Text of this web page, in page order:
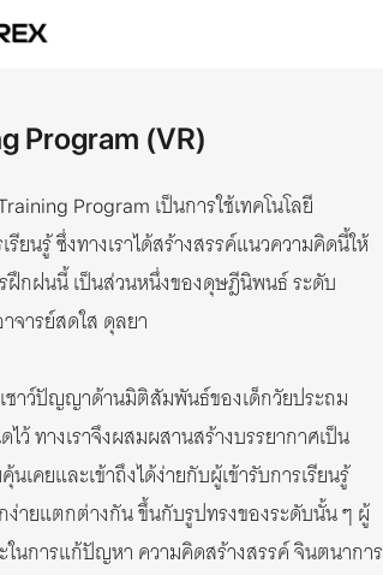
Program (VR)
Program เป็นการใช้เทคโนโลยี
ยนรู้ ซึ่งทางเราได้สร้างสรรค์แนวความคิดนี้ให้
ฝึกฝนนี้ เป็นส่วนหนึ่งของดุษฎีนิพนธ์ ระดับ
จารย์สดใส ดุลยา
ชาว์ปัญญาด้านมิติสัมพันธ์ของเด็กวัยประถม
ว้ ทางเราจึงผสมผสานสร้างบรรยากาศเป็น
เคยและเข้าถึงได้ง่ายกับผู้เข้ารับการเรียนรู้
ายแตกต่างกัน ขึ้นกับรูปทรงของระดับนั้น ๆ ผู้
นการแก้ปัญหา ความคิดสร้างสรรค์ จินตนาการ